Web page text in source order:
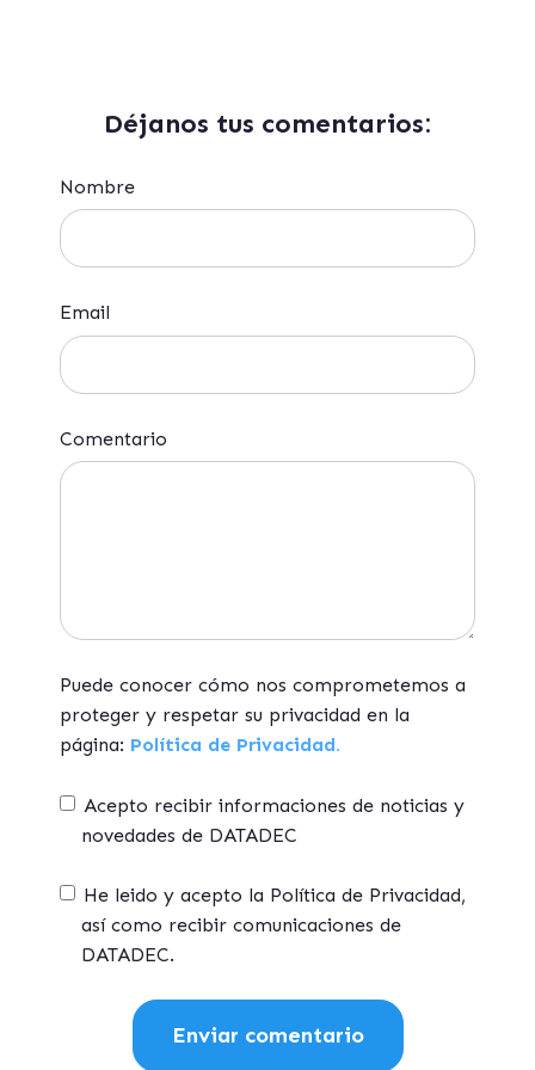
Déjanos tus comentarios:
Nombre
Email
Comentario
Puede conocer cómo nos comprometemos a
proteger y respetar su privacidad en la
página: Política de Privacidad.
Acepto recibir informaciones de noticias y
novedades de DATADEC
He leido y acepto la Política de Privacidad,
así como recibir comunicaciones de
DATADEC.